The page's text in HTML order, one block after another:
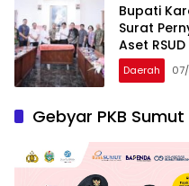
Bupati
Surat
Aset
Daerah
Gebyar PKB Sumut